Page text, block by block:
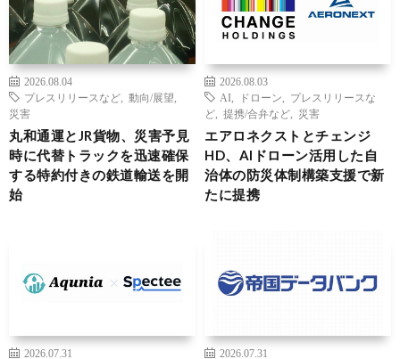
2026.08.04
プレスリリースなど
動向/展望
災害
丸和通運とJR貨物、災害予見
時に代替トラックを迅速確保
する特約付きの鉄道輸送を開
始
2026.08.03
AI
ドローン
プレスリリースな
ど
提携/合弁など 災害
エアロネクストとチェンジ
HD、AIドローン活用した自
治体の防災体制構築支援で新
たに提携
2026.07.31
2026.07.31